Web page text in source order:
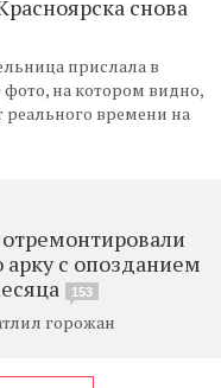
снова
прислала в
на котором видно,
реального времени на
с опозданием
153
горожан